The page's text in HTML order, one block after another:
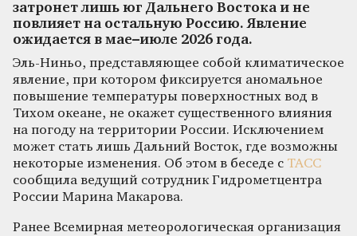
затронет лишь юг Дальнего Востока и не
повлияет на остальную Россию. Явление
ожидается в мае–июле 2026 года.
Эль-Ниньо, представляющее собой климатическое
явление, при котором фиксируется аномальное
повышение температуры поверхностных вод в
Тихом океане, не окажет существенного влияния
на погоду на территории России. Исключением
может стать лишь Дальний Восток, где возможны
некоторые изменения. Об этом в беседе с ТАСС
сообщила ведущий сотрудник Гидрометцентра
России Марина Макарова.
Ранее Всемирная метеорологическая организация